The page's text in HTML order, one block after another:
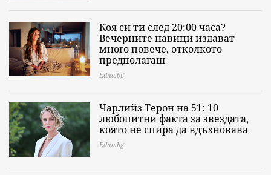
Коя си ти след 20:00 часа?
Вечерните навици издават
много повече, отколкото
предполагаш
Edna.bg
Чарлийз Терон на 51: 10
любопитни факта за звездата,
която не спира да вдъхновява
Edna.bg